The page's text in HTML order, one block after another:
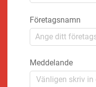
Företagsnamn
Meddelande